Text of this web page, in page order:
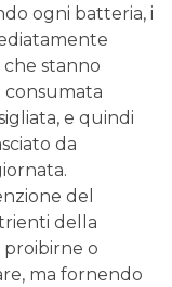
ogni batteria, i
stanno
consumata
e quindi
da
del
della
proibirne o
ma fornendo